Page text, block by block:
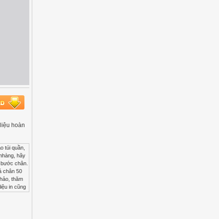
hoàn
sự phát triển nghề nghiệp - Nó có thể làm hỏng sự nghiệp/công việc của bạn - Hạn chế nhận xét về đồng nghiệp, nếu có/phải hãy đưa ra những điều tích cực - Tin vịt ở văn phòng lan nhanh hơn cả tốc độ ánh sáng - Bất cứ điều tiêu cực nào bạn nói ra, nó sẽ đi theo bạn, biến bạn thành chú hề, kẻ ngồi lê đôi mách. Hỏi trước khi mượn đồ - Đôi khi ta lầm tưởng rằng ta thân thiết với đồng nghiệp, lấy/mượn đồ của họ dùng mà không xin phép - Hãy hỏi trước, mượn dùng sau - Bạn làm vậy với người khác và ngược lại Luôn